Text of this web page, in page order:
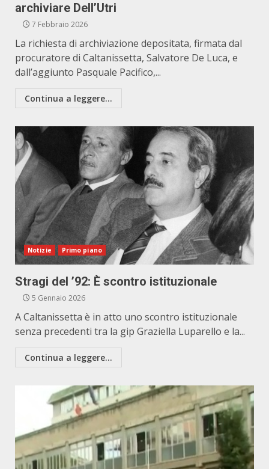
archiviare Dell’Utri
7 Febbraio 2026
La richiesta di archiviazione depositata, firmata dal
procuratore di Caltanissetta, Salvatore De Luca, e
dall’aggiunto Pasquale Pacifico,...
Continua a leggere...
Notizie Primo piano
Stragi del ’92: È scontro istituzionale
5 Gennaio 2026
A Caltanissetta è in atto uno scontro istituzionale
senza precedenti tra la gip Graziella Luparello e la...
Continua a leggere...